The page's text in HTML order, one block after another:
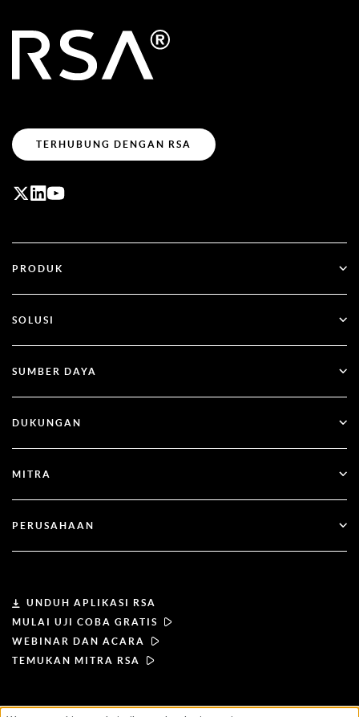
TERHUBUNG DENGAN RSA
PRODUK
SecurID
SOLUSI
Autentikasi Multi-Faktor
Jasa Keuangan
SUMBER DAYA
Blog
Dokumentasi
DUKUNGAN
Dukungan Pelanggan
MITRA
Menjadi Mitra
PERUSAHAAN
Kepemimpinan
Berita & Pers
UNDUH APLIKASI RSA
MULAI UJI COBA GRATIS
WEBINAR DAN ACARA
TEMUKAN MITRA RSA
KETENTUAN PENGGUNAAN